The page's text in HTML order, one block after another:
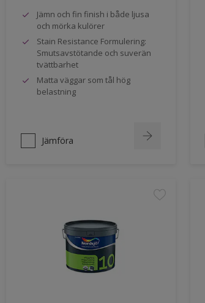
Jämn och fin finish i både ljusa
och mörka kulörer
Stain Resistance Formulering:
Smutsavstötande och suverän
tvättbarhet
Matta väggar som tål hög
belastning
Jämföra